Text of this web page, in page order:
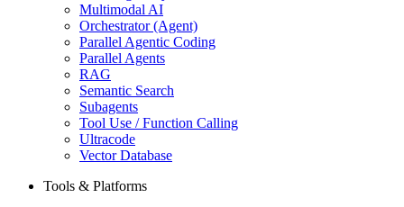
Multimodal AI
Orchestrator (Agent)
Parallel Agentic Coding
Parallel Agents
RAG
Semantic Search
Subagents
Tool Use / Function Calling
Ultracode
Vector Database
Tools & Platforms